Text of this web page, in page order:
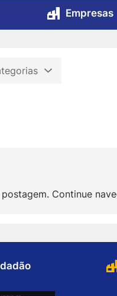
Empresas
Continue